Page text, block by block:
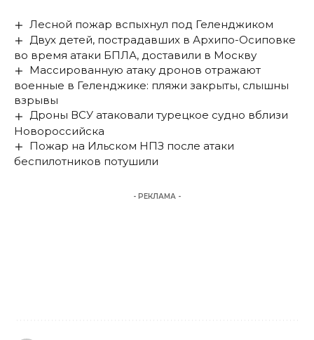
Лесной пожар вспыхнул под Геленджиком
Двух детей, пострадавших в Архипо-Осиповке
во время атаки БПЛА, доставили в Москву
Массированную атаку дронов отражают
военные в Геленджике: пляжи закрыты, слышны
взрывы
Дроны ВСУ атаковали турецкое судно вблизи
Новороссийска
Пожар на Ильском НПЗ после атаки
беспилотников потушили
- РЕКЛАМА -